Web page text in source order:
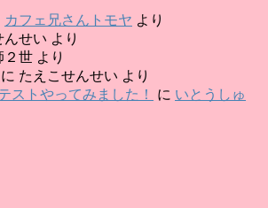
カフェ兄さんトモヤ より
んせい より
２世 より
に たえこせんせい より
ストやってみました！
に いとうしゅ